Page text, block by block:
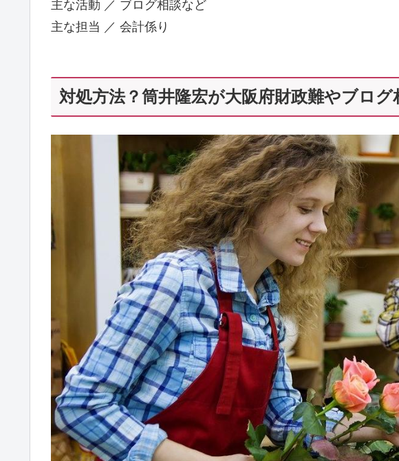
主な活動 ／ ブログ相談など
主な担当 ／ 会計係り
対処方法？筒井隆宏が大阪府財政難やブロ